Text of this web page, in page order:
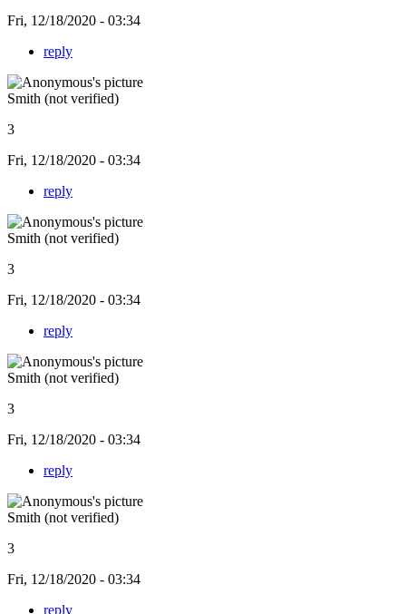
Fri, 12/18/2020 - 03:34
reply
Smith (not verified)
3
Fri, 12/18/2020 - 03:34
reply
Smith (not verified)
3
Fri, 12/18/2020 - 03:34
reply
Smith (not verified)
3
Fri, 12/18/2020 - 03:34
reply
Smith (not verified)
3
Fri, 12/18/2020 - 03:34
reply